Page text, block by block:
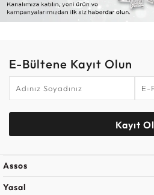
E-Bültene Kayıt Olun
Kayıt Ol
Assos
Yasal